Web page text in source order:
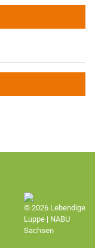
© 2026 Lebendige
Luppe | NABU
Sachsen